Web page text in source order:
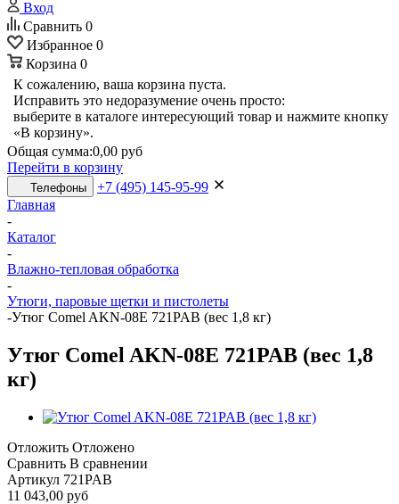
Вход
Сравнить 0
Избранное 0
Корзина 0
К сожалению, ваша корзина пуста.
Исправить это недоразумение очень просто:
выберите в каталоге интересующий товар и нажмите кнопку
«В корзину».
Общая сумма:0,00 руб
Перейти в корзину
Телефоны
+7 (495) 145-95-99
Главная
-
Каталог
-
Влажно-тепловая обработка
-
Утюги, паровые щетки и пистолеты
-Утюг Comel AKN-08E 721PAB (вес 1,8 кг)
Утюг Comel AKN-08E 721PAB (вес 1,8
кг)
Отложить Отложено
Сравнить В сравнении
Артикул 721PAB
11 043,00 руб